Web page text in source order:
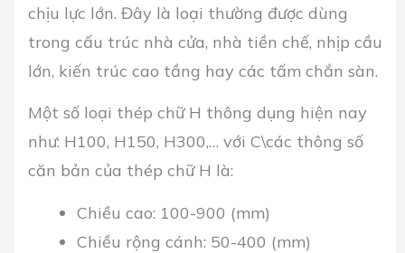
chịu lực lớn. Đây là loại thường được dùng
trong cấu trúc nhà cửa, nhà tiền chế, nhịp cầu
lớn, kiến trúc cao tầng hay các tấm chắn sàn.
Một số loại thép chữ H thông dụng hiện nay
như: H100, H150, H300,… với C\các thông số
căn bản của thép chữ H là:
Chiều cao: 100-900 (mm)
Chiều rộng cánh: 50-400 (mm)